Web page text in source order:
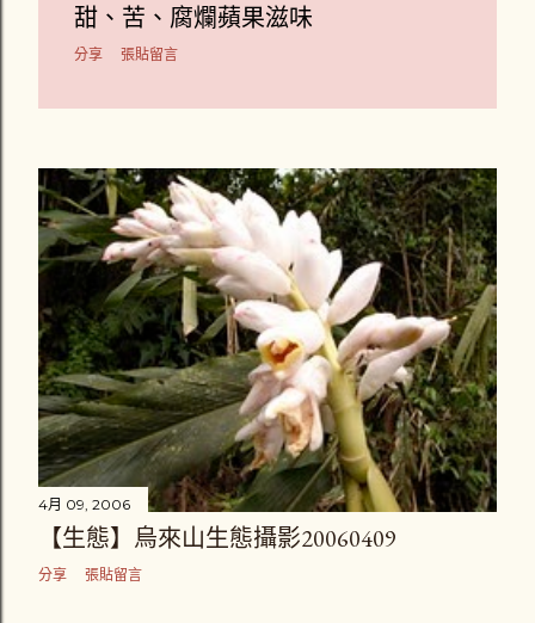
甜、苦、腐爛蘋果滋味
分享 張貼留言
4月 09, 2006
【生態】烏來山生態攝影20060409
分享 張貼留言